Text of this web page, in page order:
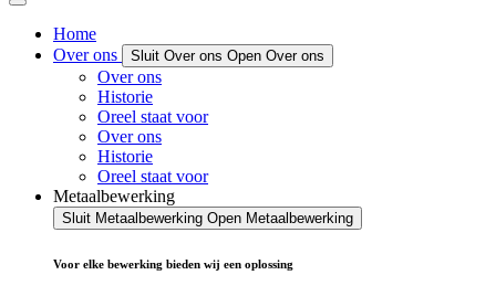
Home
Over ons
Sluit Over ons Open Over ons
Over ons
Historie
Oreel staat voor
Over ons
Historie
Oreel staat voor
Metaalbewerking
Sluit Metaalbewerking Open Metaalbewerking
Voor elke bewerking bieden wij een oplossing